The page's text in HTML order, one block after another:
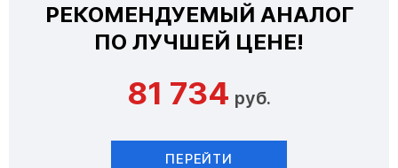
РЕКОМЕНДУЕМЫЙ АНАЛОГ
ПО ЛУЧШЕЙ ЦЕНЕ!
81 734 руб.
ПЕРЕЙТИ